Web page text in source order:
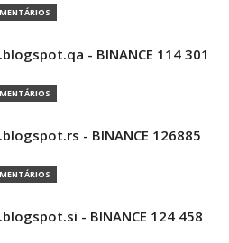
- BINANCE 114 301
- BINANCE 126885
- BINANCE 124 458